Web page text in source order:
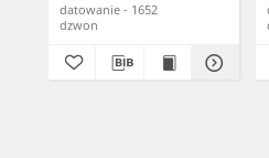
datowanie - 1652
dzwon